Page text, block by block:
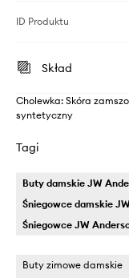
ID Produktu
Skład
Cholewka: Skóra
syntetyczny
Tagi
Buty damskie JW
Śniegowce damskie
Śniegowce JW
Buty zimowe damskie